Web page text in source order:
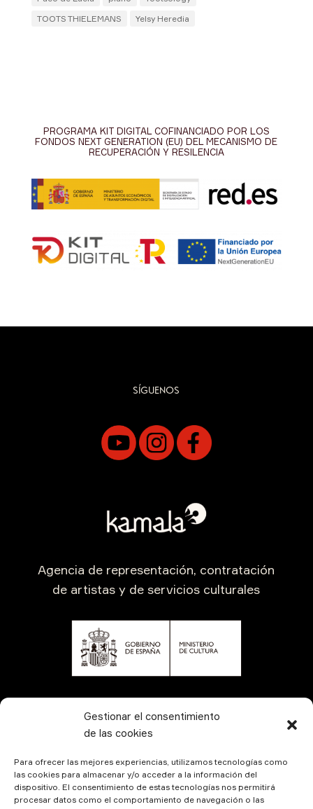
Gestionar el consentimiento
de las cookies
Para ofrecer las mejores experiencias, utilizamos tecnologías como
las cookies para almacenar y/o acceder a la información del
dispositivo. El consentimiento de estas tecnologías nos permitirá
procesar datos como el comportamiento de navegación o las
TOOTS THIELEMANS
Yelsy Heredia
PROGRAMA KIT DIGITAL COFINANCIADO POR LOS
FONDOS NEXT GENERATION (EU) DEL MECANISMO DE
RECUPERACIÓN Y RESILENCIA
SÍGUENOS
Agencia de representación, contratación
de artistas y de servicios culturales